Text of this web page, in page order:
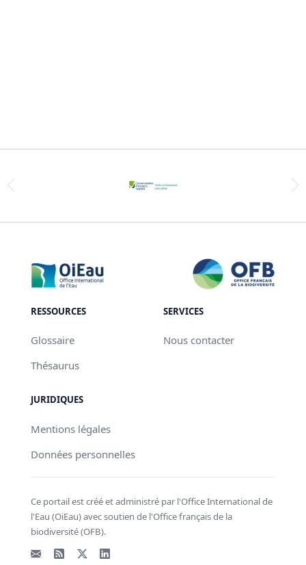
RESSOURCES
Glossaire
Thésaurus
SERVICES
Nous contacter
JURIDIQUES
Mentions légales
Données personnelles
Ce portail est créé et administré par l'Office International de
l'Eau (OiEau) avec soutien de l'Office français de la
biodiversité (OFB).